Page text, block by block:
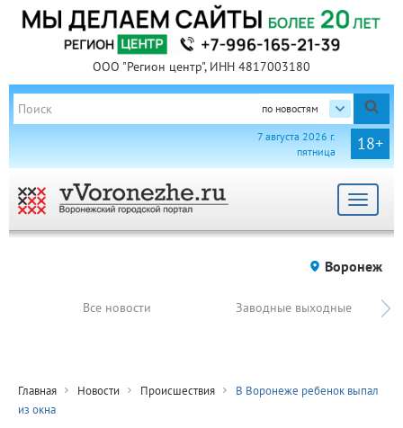
ООО "Регион центр", ИНН 4817003180
по новостям
18+
7 августа 2026 г.
пятница
Toggle
Воронеж
Все новости Заводные выходные
Главная Новости Происшествия
В Воронеже ребенок выпал
из окна